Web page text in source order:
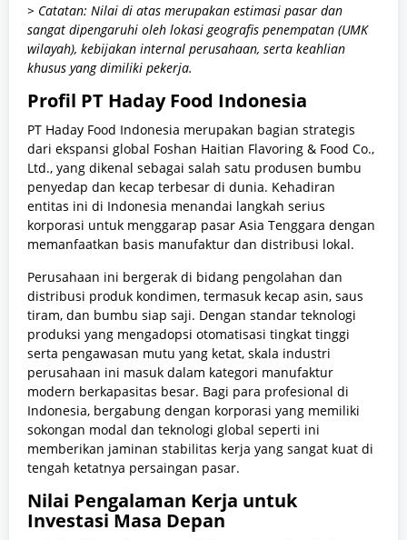
> Catatan: Nilai di atas merupakan estimasi pasar dan
sangat dipengaruhi oleh lokasi geografis penempatan (UMK
wilayah), kebijakan internal perusahaan, serta keahlian
khusus yang dimiliki pekerja.
Profil PT Haday Food Indonesia
PT Haday Food Indonesia merupakan bagian strategis
dari ekspansi global Foshan Haitian Flavoring & Food Co.,
Ltd., yang dikenal sebagai salah satu produsen bumbu
penyedap dan kecap terbesar di dunia. Kehadiran
entitas ini di Indonesia menandai langkah serius
korporasi untuk menggarap pasar Asia Tenggara dengan
memanfaatkan basis manufaktur dan distribusi lokal.
Perusahaan ini bergerak di bidang pengolahan dan
distribusi produk kondimen, termasuk kecap asin, saus
tiram, dan bumbu siap saji. Dengan standar teknologi
produksi yang mengadopsi otomatisasi tingkat tinggi
serta pengawasan mutu yang ketat, skala industri
perusahaan ini masuk dalam kategori manufaktur
modern berkapasitas besar. Bagi para profesional di
Indonesia, bergabung dengan korporasi yang memiliki
sokongan modal dan teknologi global seperti ini
memberikan jaminan stabilitas kerja yang sangat kuat di
tengah ketatnya persaingan pasar.
Nilai Pengalaman Kerja untuk
Investasi Masa Depan